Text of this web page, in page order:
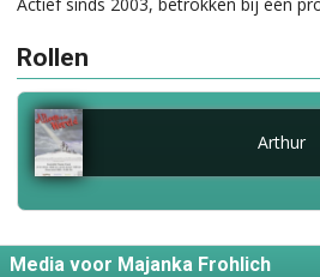
Rollen
Arthur
Media voor Majanka Frohlich